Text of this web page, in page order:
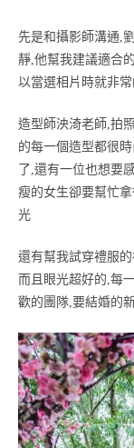
先是和攝影師溝通,
靜,他幫我建議適合
以當選相片時就非
造型師泱渏老師,拍
的每一個造型都很
了,還有一位也想要
瘦的女生卻要幫忙
光
還有幫我試穿禮服
而且眼光超好的,每
歡的團隊,要結婚的